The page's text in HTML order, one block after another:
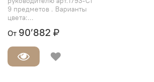
9 предметов . Варианты
цвета:...
От 90’882 ₽